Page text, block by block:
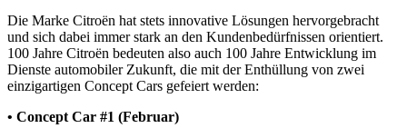
Die Marke Citroën hat stets innovative Lösungen hervorgebracht
und sich dabei immer stark an den Kundenbedürfnissen orientiert.
100 Jahre Citroën bedeuten also auch 100 Jahre Entwicklung im
Dienste automobiler Zukunft, die mit der Enthüllung von zwei
einzigartigen Concept Cars gefeiert werden:
• Concept Car #1 (Februar)